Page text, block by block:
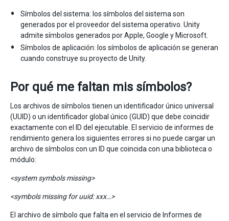
Símbolos del sistema: los símbolos del sistema son
generados por el proveedor del sistema operativo. Unity
admite símbolos generados por Apple, Google y Microsoft.
Símbolos de aplicación: los símbolos de aplicación se generan
cuando construye su proyecto de Unity.
Por qué me faltan mis símbolos?
Los archivos de símbolos tienen un identificador único universal
(UUID) o un identificador global único (GUID) que debe coincidir
exactamente con el ID del ejecutable. El servicio de informes de
rendimiento genera los siguientes errores si no puede cargar un
archivo de símbolos con un ID que coincida con una biblioteca o
módulo:
<system symbols missing>
<symbols missing for uuid: xxx…>
El archivo de símbolo que falta en el servicio de Informes de